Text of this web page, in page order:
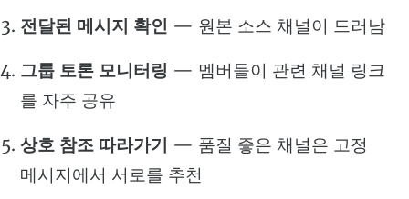
전달된 메시지 확인 — 원본 소스 채널이 드러남
그룹 토론 모니터링 — 멤버들이 관련 채널 링크
를 자주 공유
상호 참조 따라가기 — 품질 좋은 채널은 고정
메시지에서 서로를 추천